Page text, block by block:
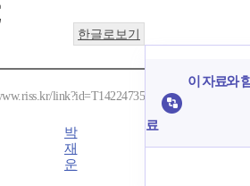
한글로보기
link?id=T14224735
박
재
운
이 자료와
료